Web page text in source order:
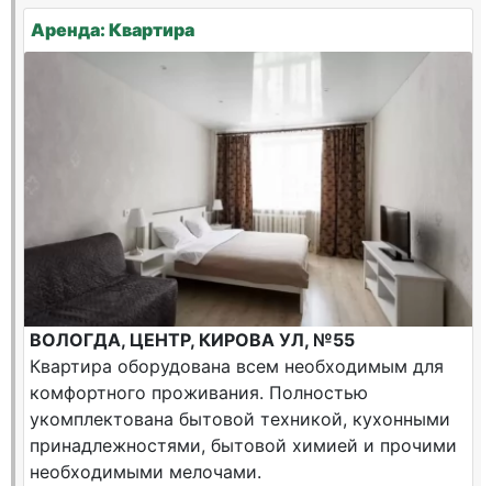
Аренда: Квартира
ВОЛОГДА, ЦЕНТР, КИРОВА УЛ, №55
Квартира оборудована всем необходимым для
комфортного проживания. Полностью
укомплектована бытовой техникой, кухонными
принадлежностями, бытовой химией и прочими
необходимыми мелочами.